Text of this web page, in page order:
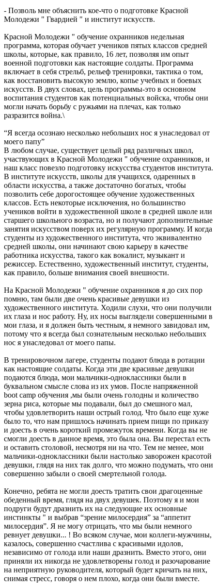
- Позволь мне объяснить кое-что о подготовке Красной
Молодежи " Гвардией " и институт искусств.
Красной Молодежи " обучение охранников недельная
программа, которая обучает учеников пятых классов средней
школы, которые, как правило, 16 лет, позволяя им опыт
военной подготовки как настоящие солдаты. Программа
включает в себя стрельб, рельеф тренировки, тактика о том,
как восстановить высокую землю, копье учебных и боевых
искусств. В двух словах, цель программы-это в основном
воспитания студентов как потенциальных войска, чтобы они
могли начать борьбу с ружьями на плечах, как только
разразится война.\
“Я всегда осознаю несколько небольших нос я унаследовал от
моего папу”
В любом случае, существует целый ряд различных школ,
участвующих в Красной Молодежи " обучение охранников, и
наш класс повезло подготовку искусства студентов института.
В институте искусств, школы для учащихся, одаренных в
области искусства, а также достаточно богатых, чтобы
позволить себе дорогостоящее обучение художественных
классов. Есть некоторые исключения, но большинство
учеников войти в художественной школе в средней школе или
старшего школьного возраста, но и получают дополнительные
занятия искусством поверх их регулярную программу. И когда
студенты из художественного института, что эквивалентно
средней школы, они начинают свою карьеру в качестве
работника искусства, такого как вокалист, музыкант и
режиссер. Естественно, художественный институт, студенты,
как правило, больше внимания своей внешности.
На Красной Молодежи " обучение охранников я до сих пор
помню, там были две очень красивые девушки из
художественного института. Ходили слухи, что они получили
их глаза и нос работу. Ну, их носы выглядели совершенными в
мои глаза, и я должен быть честным, я немного завидовал им,
потому что я всегда был сознательным несколько небольших
нос я унаследовал от моего папы.
В тренировочном лагере, студенты подают блюда в ротации
как настоящие солдаты. Когда эти две красивые девушки
подаются блюда, мои мальчики-одноклассники были в
буквальном смысле слова из их умов. После напряженной
boot camp обучения ,мы были очень голодны и количество
зерна риса, которые мы подавали, был до смешного мал,
чтобы удовлетворить наши острый голод. Что было еще хуже
было то, что нам пришлось начинать прием пищи по приказу
и доесть в очень короткий промежуток времени. Когда вы не
смогли доесть в данное время, это была она. Вы перестал есть
и оставить столовой, несмотря ни на что. Тем не менее, мои
мальчики-одноклассники были настолько заворожен красотой
девушки, глядя на них так долго, что можно подумать, что они
совершенно забыли о своей смертельной голода.
Конечно, ребята не могли доесть тратить свои драгоценные
обеденный время, глядя на двух девушек. Поэтому я и мои
подруги будут дразнить их на следующие их основные
инстинкты " и выбрав “зрение милосердия” за “аппетит
милосердия”. Я не могу отрицать, что мы были немного
ревнует девушки... ! Во всяком случае, мои коллеги-мужчины,
казалось, совершенно счастлива с красивыми идолов,
независимо от голода или наши дразнить. Вместо этого, они
приняли их никогда не удовлетворены голод и разочарование
на неприятную руководителя, который будет кричать на них,
снимая стресс, говоря о нем плохо, когда они были вместе.